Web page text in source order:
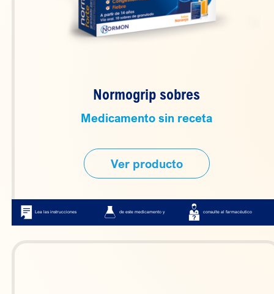
Normogrip sobres
Medicamento sin receta
Ver producto
Lea las instrucciones de este medicamento y consulte al farmacéutico